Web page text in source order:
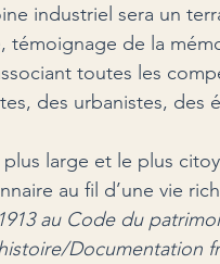
industriel sera un
témoignage de la
toutes les
des urbanistes, des
large et le plus
au fil d’une vie
au Code du
Documentation